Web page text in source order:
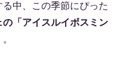
中、この季節にぴった
の「アイスルイボスミン
。